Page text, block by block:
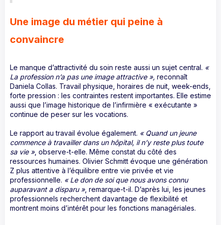
Une image du métier qui peine à
convaincre
Le manque d’attractivité du soin reste aussi un sujet central. «
La profession n’a pas une image attractive », reconnaît
Daniela Collas. Travail physique, horaires de nuit, week-ends,
forte pression : les contraintes restent importantes. Elle estime
aussi que l’image historique de l’infirmière « exécutante »
continue de peser sur les vocations.
Le rapport au travail évolue également. « Quand un jeune
commence à travailler dans un hôpital, il n’y reste plus toute
sa vie », observe-t-elle. Même constat du côté des
ressources humaines. Olivier Schmitt évoque une génération
Z plus attentive à l’équilibre entre vie privée et vie
professionnelle. « Le don de soi que nous avons connu
auparavant a disparu », remarque-t-il. D’après lui, les jeunes
professionnels recherchent davantage de flexibilité et
montrent moins d’intérêt pour les fonctions managériales.